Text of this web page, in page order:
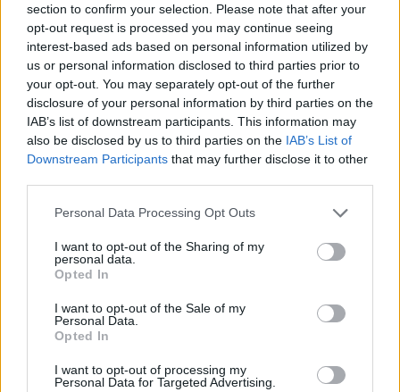
section to confirm your selection. Please note that after your
opt-out request is processed you may continue seeing
interest-based ads based on personal information utilized by
us or personal information disclosed to third parties prior to
your opt-out. You may separately opt-out of the further
disclosure of your personal information by third parties on the
IAB’s list of downstream participants. This information may
also be disclosed by us to third parties on the IAB’s List of
Downstream Participants that may further disclose it to other
Personal Data Processing Opt Outs
I want to opt-out of the Sharing of my
personal data.
Opted In
I want to opt-out of the Sale of my
Personal Data.
Opted In
I want to opt-out of processing my
Personal Data for Targeted Advertising.
Esim for Global
for Turkey|Esim for Germany|Esim for Greece|